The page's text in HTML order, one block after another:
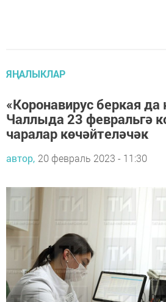
ЯҢАЛЫКЛАР
«Коронавирус беркая
Чаллыда 23 февральгә
чаралар көчәйтеләчәк
автор, 20 февраль 2023 - 11:30